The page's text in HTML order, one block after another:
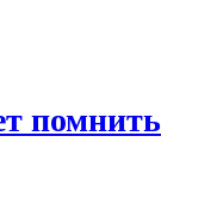
помнить